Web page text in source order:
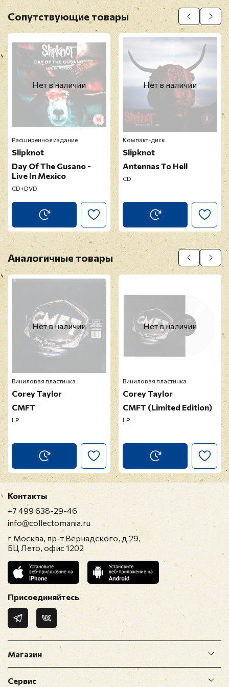
Оставить отзыв
Перед публикацией отзывы проходят
модерацию
Сопутствующие товары
Нет в наличии
Расширенное издание
Slipknot
Day Of The Gusano -
Live In Mexico
CD+DVD
Нет в наличии
Компакт-диск
Slipknot
Antennas To Hell
CD
Аналогичные товары
Нет в наличии
Виниловая пластинка
Corey Taylor
CMFT
LP
Нет в наличии
Виниловая пластинка
Corey Taylor
CMFT (Limited Edition)
LP
Магазин
Сервис
Контакты
+7 499 638-29-46
info@collectomania.ru
г Москва, пр-т Вернадского, д 29,
БЦ Лето, офис 1202
Присоединяйтесь